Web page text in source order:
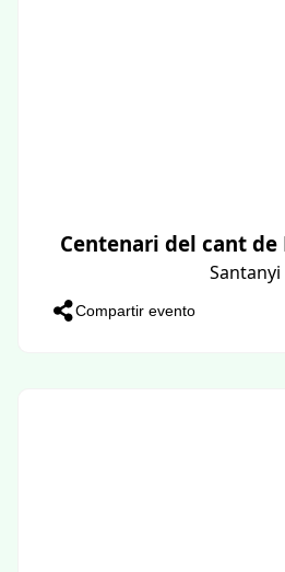
Centenari del cant de
Santanyi
Compartir evento